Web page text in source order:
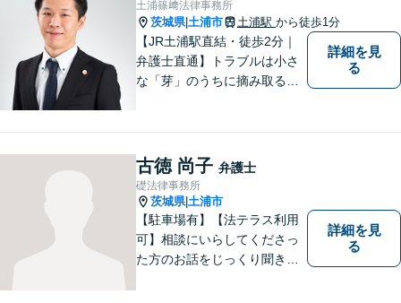
問い合わせください。
土浦篠﨑法律事務所
茨城県| 土浦市 土浦駅 から徒歩1分
【JR土浦駅直結・徒歩2分｜
弁護士直通】トラブルは小さ
な「芽」のうちに摘み取るこ
詳細を見
る
古徳 尚子 弁護士
礎法律事務所
茨城県| 土浦市
【駐車場有】【法テラス利用
可】相談にいらしてくださっ
た方のお話をじっくり聞き、
詳細を見
る